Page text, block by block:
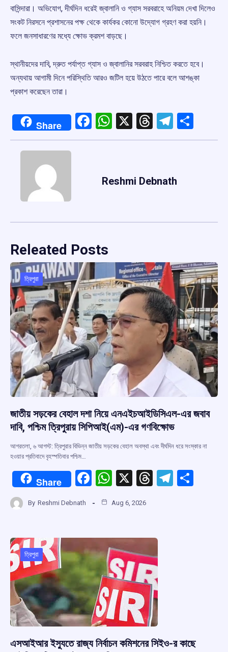
বাসিন্দারা। অভিযোগ, দীর্ঘদিন ধরেই জ্বালানি ও গ্যাস সরবরাহে অনিয়ম দেখা দিলেও
সংকট নিরসনে প্রশাসনের পক্ষ থেকে কার্যকর কোনো উদ্যোগ গ্রহণ করা হয়নি।
ফলে জনসাধারণের মধ্যে ক্ষোভ ক্রমশ বাড়ছে।
স্থানীয়দের দাবি, দ্রুত পর্যাপ্ত গ্যাস ও জ্বালানির সরবরাহ নিশ্চিত করতে হবে।
অন্যথায় আগামী দিনে পরিস্থিতি আরও জটিল হয়ে উঠতে পারে বলে আশঙ্কা
প্রকাশ করেছেন তারা।
Share Facebook
WhatsApp
X Threads
Reshmi Debnath
Releated Posts
ত্রিপুরা
জাতীয় সড়কের বেহাল দশা নিয়ে এনএইচআইডিসিএল-এর জবাব
দাবি, পশ্চিম ত্রিপুরায় সিপিআই(এম)-এর গণবিক্ষোভ
আগরতলা, ৬ আগস্ট: ত্রিপুরার বিভিন্ন জাতীয় সড়কের বেহাল অবস্থা এবং দীর্ঘদিন ধরে সংস্কার না
হওয়ার প্রতিবাদে বৃহস্পতিবার পশ্চিম…
Share
F
ce
o
o
k
W
at
A
p
p
X
T
d
s
T
By Reshmi Debnath Aug 6, 2026
ত্রিপুরা
এসআইআর ইস্যুতে রাজ্য নির্বাচন কমিশনের সিইও-র কাছে